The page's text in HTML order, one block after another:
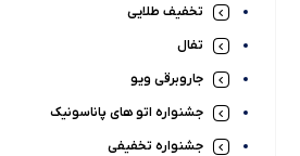
تخفیف طلایی
تفال
جاروبرقی ویو
جشنواره اتو های پاناسونیک
جشنواره تخفیفی